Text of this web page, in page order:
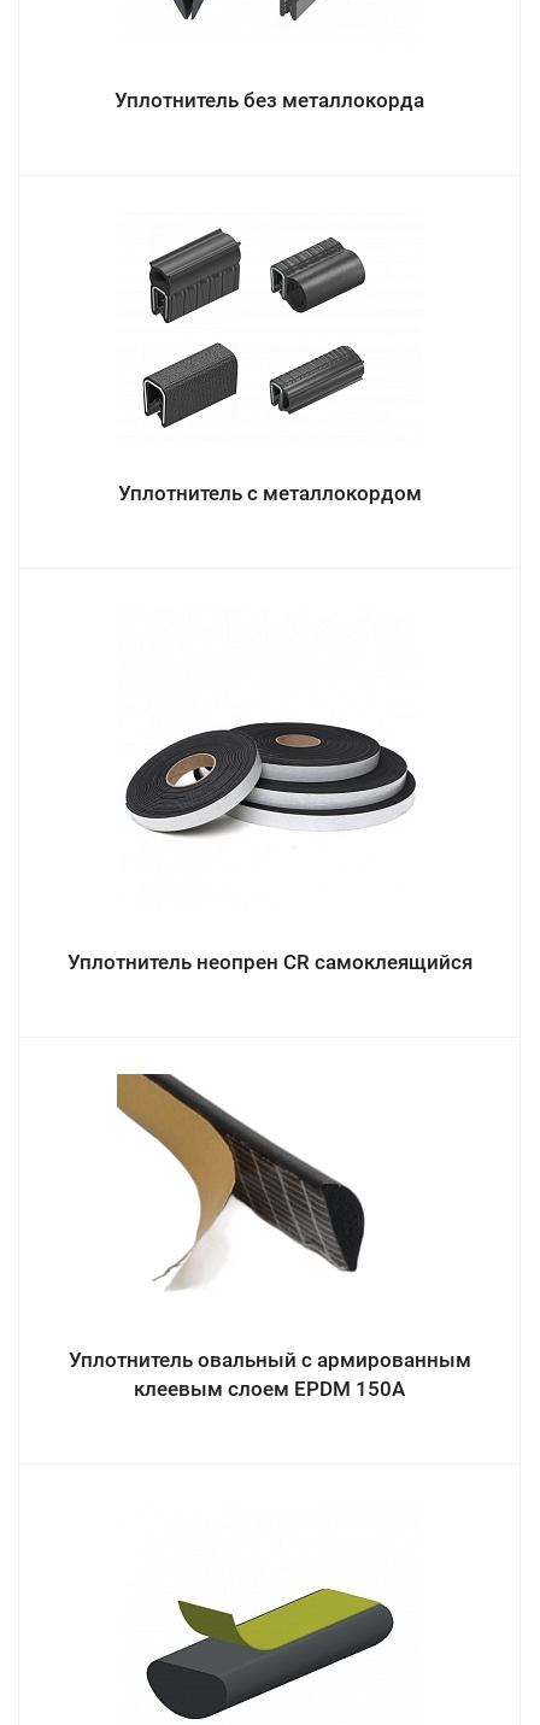
Уплотнитель без металлокорда
Уплотнитель с металлокордом
Уплотнитель неопрен CR самоклеящийся
Уплотнитель овальный с армированным
клеевым слоем EPDM 150A